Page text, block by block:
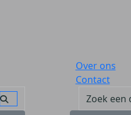
Over ons
Contact